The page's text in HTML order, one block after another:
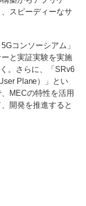
スピーディーなサ
コンソーシアム」
と実証実験を実施
。さらに、「SRv6
Plane）」とい
MECの特性を活用
開発を推進すると